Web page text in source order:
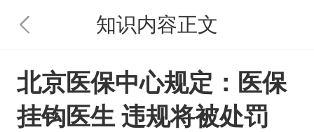
知识内容正文
北京医保中心规定：医保
挂钩医生 违规将被处罚